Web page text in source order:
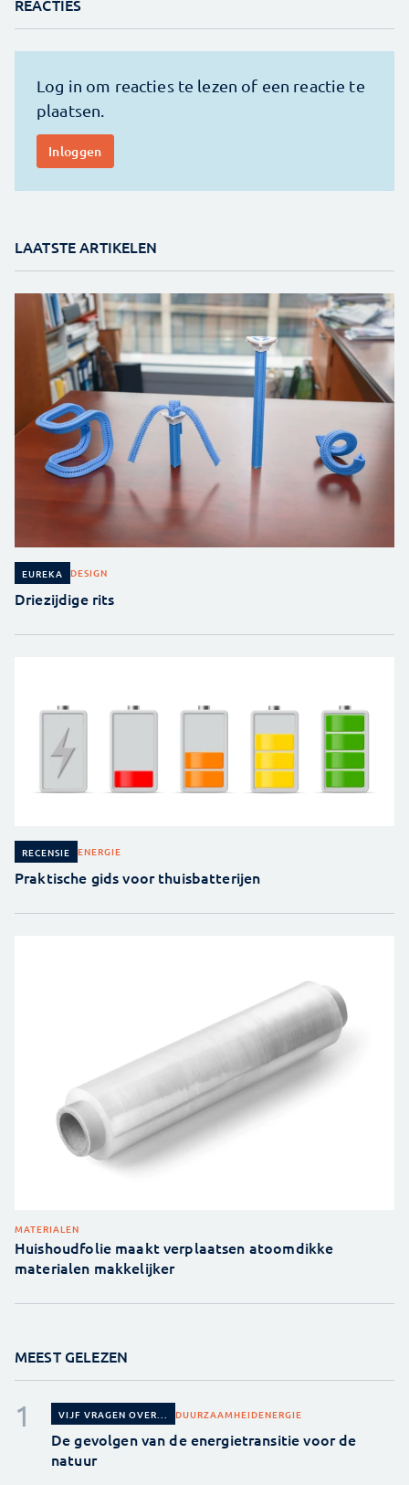
REACTIES
LAATSTE ARTIKELEN
EUREKA DESIGN
Driezijdige rits
RECENSIE ENERGIE
Praktische gids voor thuisbatterijen
MATERIALEN
Huishoudfolie maakt verplaatsen atoomdikke
materialen makkelijker
MEEST GELEZEN
VIJF VRAGEN OVER... DUURZAAMHEIDENERGIE
De gevolgen van de energietransitie voor de
natuur